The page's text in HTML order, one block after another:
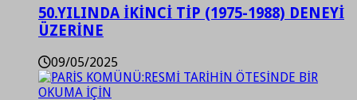
50.YILINDA İKİNCİ TİP (1975-1988) DENEYİ
ÜZERİNE
09/05/2025